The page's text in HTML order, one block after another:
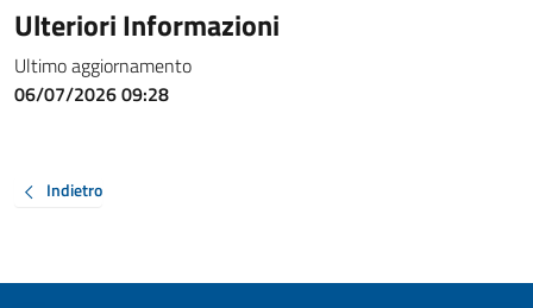
Ulteriori Informazioni
Ultimo aggiornamento
06/07/2026 09:28
Indietro